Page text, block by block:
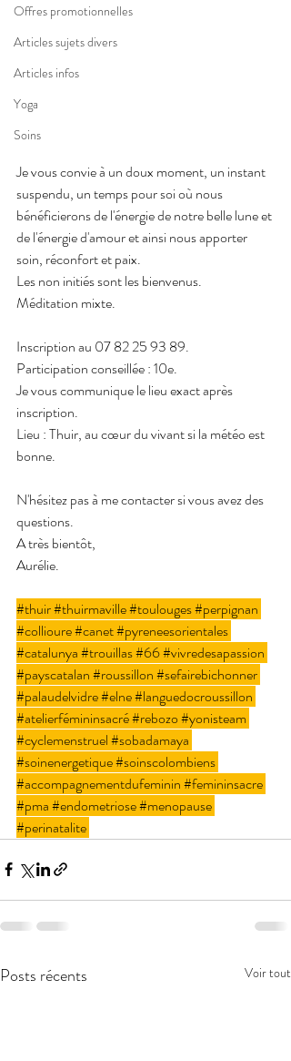
Offres promotionnelles
Articles sujets divers
Articles infos
Yoga
Soins
Je vous convie à un doux moment, un instant
suspendu, un temps pour soi où nous
bénéficierons de l'énergie de notre belle lune et
de l'énergie d'amour et ainsi nous apporter
soin, réconfort et paix.
Les non initiés sont les bienvenus.
Méditation mixte.
Inscription au 07 82 25 93 89.
Participation conseillée : 10e.
Je vous communique le lieu exact après
inscription.
Lieu : Thuir, au cœur du vivant si la météo est
bonne.
N'hésitez pas à me contacter si vous avez des
questions.
A très bientôt,
Aurélie.
#thuir#thuirmaville#toulouges#perpignan
#collioure#canet#pyreneesorientales
#catalunya#trouillas#66#vivredesapassion
#payscatalan#roussillon#sefairebichonner
#palaudelvidre#elne#languedocroussillon
#atelierfémininsacré#rebozo#yonisteam
#cyclemenstruel#sobadamaya
#soinenergetique#soinscolombiens
#accompagnementdufeminin#femininsacre
#pma#endometriose#menopause
#perinatalite
Posts récents Voir tout